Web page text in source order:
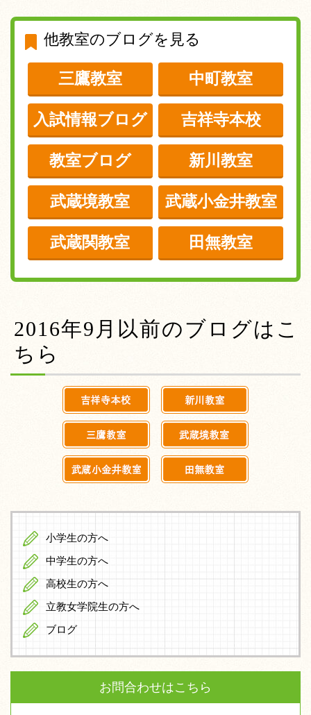
他教室のブログを見る
三鷹教室 中町教室
入試情報ブログ 吉祥寺本校
教室ブログ 新川教室
武蔵境教室 武蔵小金井教室
武蔵関教室 田無教室
2016年9月以前のブログはこ
ちら
小学生の方へ
中学生の方へ
高校生の方へ
立教女学院生の方へ
ブログ
お問合わせはこちら